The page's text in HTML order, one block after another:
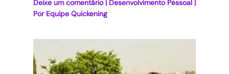
Deixe um comentário | Desenvolvimento Pessoal |
Por Equipe Quickening